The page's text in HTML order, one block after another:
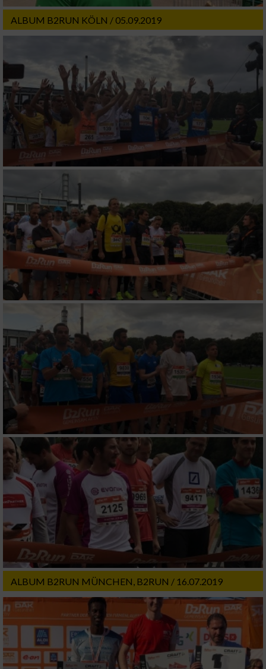
ALBUM B2RUN KÖLN / 05.09.2019
ALBUM B2RUN MÜNCHEN, B2RUN / 16.07.2019